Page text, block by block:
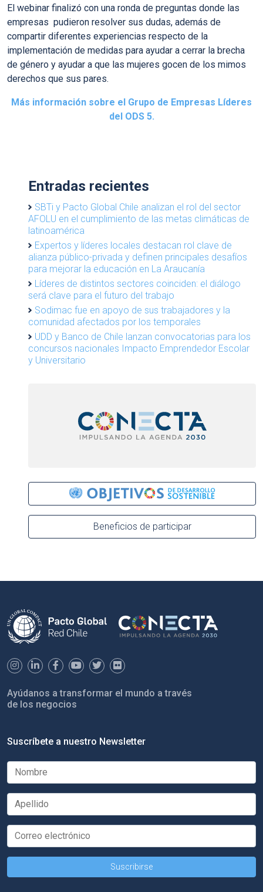
El webinar finalizó con una ronda de preguntas donde las
empresas pudieron resolver sus dudas, además de
compartir diferentes experiencias respecto de la
implementación de medidas para ayudar a cerrar la brecha
de género y ayudar a que las mujeres gocen de los mimos
derechos que sus pares.
Más información sobre el Grupo de Empresas Líderes
del ODS 5.
Entradas recientes
SBTi y Pacto Global Chile analizan el rol del sector
AFOLU en el cumplimiento de las metas climáticas de
latinoamérica
Expertos y líderes locales destacan rol clave de
alianza público-privada y definen principales desafíos
para mejorar la educación en La Araucanía
Líderes de distintos sectores coinciden: el diálogo
será clave para el futuro del trabajo
Sodimac fue en apoyo de sus trabajadores y la
comunidad afectados por los temporales
UDD y Banco de Chile lanzan convocatorias para los
concursos nacionales Impacto Emprendedor Escolar
y Universitario
Beneficios de participar
Ayúdanos a transformar el mundo a través
de los negocios
Suscríbete a nuestro Newsletter